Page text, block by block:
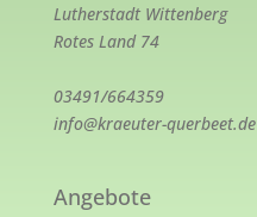
Lutherstadt Wittenberg
Rotes Land 74
03491/664359
info@kraeuter-querbeet.de
Angebote